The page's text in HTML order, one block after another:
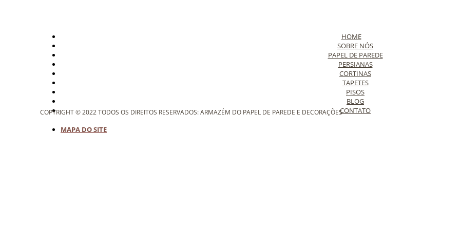
HOME
SOBRE NÓS
PAPEL DE PAREDE
PERSIANAS
CORTINAS
TAPETES
PISOS
BLOG
CONTATO
COPYRIGHT © 2022 TODOS OS DIREITOS RESERVADOS: ARMAZÉM DO PAPEL DE PAREDE E DECORAÇÕES
MAPA DO SITE